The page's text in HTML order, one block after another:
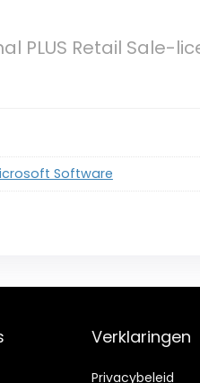
PLUS Retail
Software
Verklaringen
Privacybeleid